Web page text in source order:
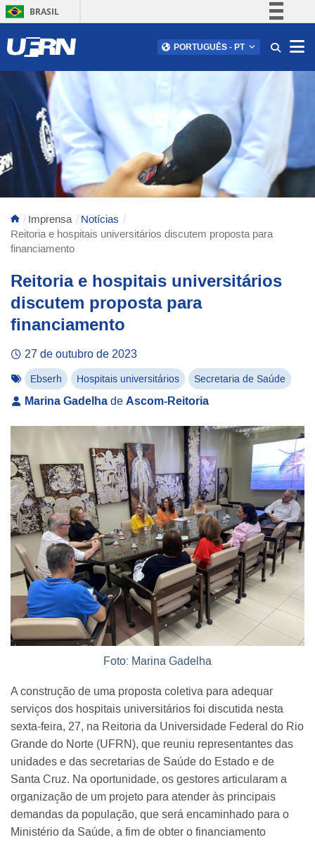
BRASIL
Comunica BR
Acesso à informação
Legislação
Canais
PORTUGUÊS - PT
Imprensa
Notícias
Reitoria e hospitais universitários discutem proposta para
financiamento
Reitoria e hospitais universitários
discutem proposta para
financiamento
27 de outubro de 2023
Ebserh Hospitais universitários Secretaria de Saúde
Marina Gadelha de Ascom-Reitoria
Foto: Marina Gadelha
A construção de uma proposta coletiva para adequar
serviços dos hospitais universitários foi discutida nesta
sexta-feira, 27, na Reitoria da Universidade Federal do Rio
Grande do Norte (UFRN), que reuniu representantes das
unidades e das secretarias de Saúde do Estado e de
Santa Cruz. Na oportunidade, os gestores articularam a
organização de um projeto para atender às principais
demandas da população, que será encaminhado para o
Ministério da Saúde, a fim de obter o financiamento